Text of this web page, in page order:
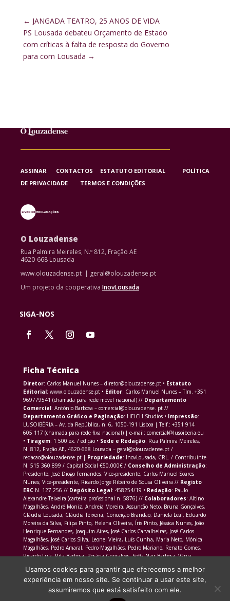
← JANGADA TEATRO, 25 ANOS DE VIDA
PS Lousada debateu Orçamento de Estado
com críticas à falta de resposta do Governo
para com Lousada →
ASSINAR CONTACTOS ESTATUTO EDITORIAL POLÍTICA
DE PRIVACIDADE TERMOS E CONDIÇÕES
O Louzadense
Rua Palmira Meireles, N.º 812, Fração AE
4620-668 Lousada
www.olouzadense.pt | geral@olouzadense.pt
Um projeto da cooperativa InovLousada
SIGA-NOS
Ficha Técnica
Diretor: Carlos Manuel Nunes – diretor@olouzadense.pt • Estatuto
Editorial: www.olouzadense.pt • Editor: Carlos Manuel Nunes – Tlm. +351
969779541 (chamada para rede móvel nacional) // Departamento
Comercial: António Barbosa – comercial@olouzadense. pt //
Departamento Gráfico e Paginação: HEICH Studios • Impressão:
LUSOIBÉRIA – Av. da República, n. 6, 1050-191 Lisboa | Telf.: +351 914
605 117 (chamada para rede fixa nacional) | e-mail: comercial@lusoiberia.eu
• Tiragem: 1 500 ex. / edição • Sede e Redação: Rua Palmira Meireles,
N. 812, Fração AE, 4620-668 Lousada – geral@olouzadense.pt /
redacao@olouzadense.pt | Propriedade: InovLousada, CRL. / Contribuinte
N. 515 360 899 / Capital Social €50.000€ / Conselho de Administração:
Presidente, José Diogo Fernandes; Vice-presidente, Carlos Manuel Soares
Nunes; Vice-presidente, Ricardo Jorge Ribeiro de Sousa Oliveira // Registo
ERCN. 127 256 // Depósito Legal: 458254/19 • Redação: Paulo
Alexandre Teixeira (carteira profissional n. 5876) // Colaboradores: Altino
Magalhães, André Moniz, Andreia Moreira, Assunção Neto, Bruna Gonçalves,
Cláudia Lousada, Cláudia Teixeira, Conceição Brandão, Daniela Leal, Eduardo
Moreira da Silva, Filipa Pinto, Helena Oliveira, Íris Pinto, Jéssica Nunes, João
Henrique Fernandes, Joaquim Aires, José Carlos Carvalheiras, José Carlos
Magalhães, José Carlos Silva, Leonel Vieira, Luís Cunha, Maria Neto, Mónica
Magalhães, Pedro Amaral, Pedro Magalhães, Pedro Mariano, Renato Gomes,
Ricardo Luís, Rita Barbosa, Rosária Gonçalves, Sofia Nair Barbosa, Vânia
Usamos cookies para garantir que oferecemos a melhor
experiência em nosso site. Se continuar a usar este site,
assumiremos que está satisfeito com ele.